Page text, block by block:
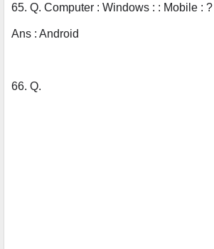
65. Q. Computer : Windows : : Mobile : ?
Ans : Android
66. Q.